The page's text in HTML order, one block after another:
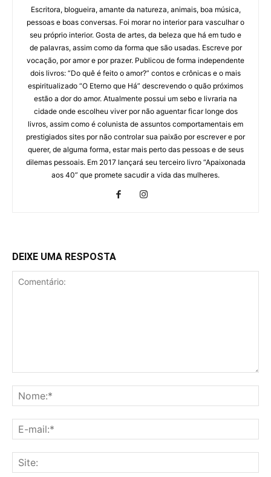
Escritora, blogueira, amante da natureza, animais, boa música,
pessoas e boas conversas. Foi morar no interior para vasculhar o
seu próprio interior. Gosta de artes, da beleza que há em tudo e
de palavras, assim como da forma que são usadas. Escreve por
vocação, por amor e por prazer. Publicou de forma independente
dois livros: “Do quê é feito o amor?” contos e crônicas e o mais
espiritualizado “O Eterno que Há” descrevendo o quão próximos
estão a dor do amor. Atualmente possui um sebo e livraria na
cidade onde escolheu viver por não aguentar ficar longe dos
livros, assim como é colunista de assuntos comportamentais em
prestigiados sites por não controlar sua paixão por escrever e por
querer, de alguma forma, estar mais perto das pessoas e de seus
dilemas pessoais. Em 2017 lançará seu terceiro livro “Apaixonada
aos 40” que promete sacudir a vida das mulheres.
DEIXE UMA RESPOSTA